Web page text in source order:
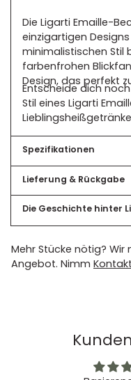
Die Ligarti Emaille-
einzigartigen
minimalistischen Stil
farbenfrohen
Design, das perfekt
Entscheide dich
Stil eines Ligarti
Spezifikationen
Lieferung & Rückgabe
Die Geschichte hinter
Mehr Stücke nötig?
Angebot. Nimm Kontakt